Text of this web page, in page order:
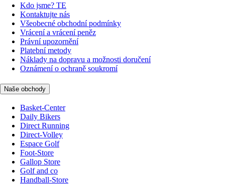
Kdo jsme? TE
Kontaktujte nás
Všeobecné obchodní podmínky
Vrácení a vrácení peněz
Právní upozornění
Platební metody
Náklady na dopravu a možnosti doručení
Oznámení o ochraně soukromí
Naše obchody
Basket-Center
Daily Bikers
Direct Running
Direct-Volley
Espace Golf
Foot-Store
Gallop Store
Golf and co
Handball-Store